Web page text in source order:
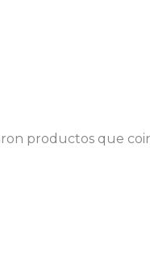
productos que